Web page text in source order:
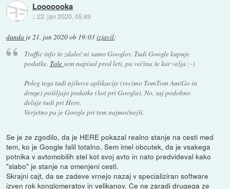
Looooooka
::22. jan 2020, 05:49
dunda je21. jan 2020 ob 19:03izjavil:
Traffic info še zdaleč ni samo Googlov. Tudi Google kupuje
podatke. Tolesem napisal pred leti, pa večina še kar velja :-)
Poleg tega tudi njihove aplikacije (recimo TomTom AmiGo in
druge) pošiljajo podatke (kot pri Googlu). No, saj podobno
deluje tudi pri Here.
Verjetno pa je Google pri tem najmočnejši.
Se je ze zgodilo, da je HERE pokazal realno stanje na cesti med
tem, ko je Google falil totalno. Sem imel obcutek, da je vsakega
potnika v avtomobilih stel kot svoj avto in nato predvideval kako
"slabo" je stanje na omenjeni cesti.
Skrajni cajt, da se zadeve vrnejo nazaj v specializiran software
izven rok konglomeratov in velikanov. Ce ne zaradi drugega ze